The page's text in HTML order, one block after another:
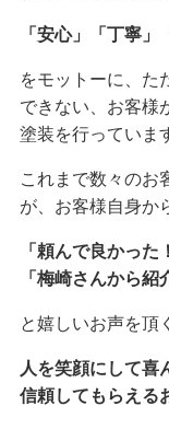
「安心」「丁寧」
をモットーに、た
できない、お客様
塗装を行っていま
これまで数々のお
が、お客様自身か
「頼んで良かった
「梅崎さんから紹
と嬉しいお声を頂
人を笑顔にして喜
信頼してもらえる